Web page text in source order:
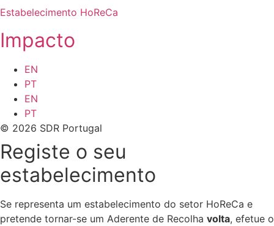
Estabelecimento HoReCa
Impacto
EN
PT
EN
PT
© 2026 SDR Portugal
Registe o seu
estabelecimento
Se representa um estabelecimento do setor HoReCa e
pretende tornar-se um Aderente de Recolha volta, efetue o